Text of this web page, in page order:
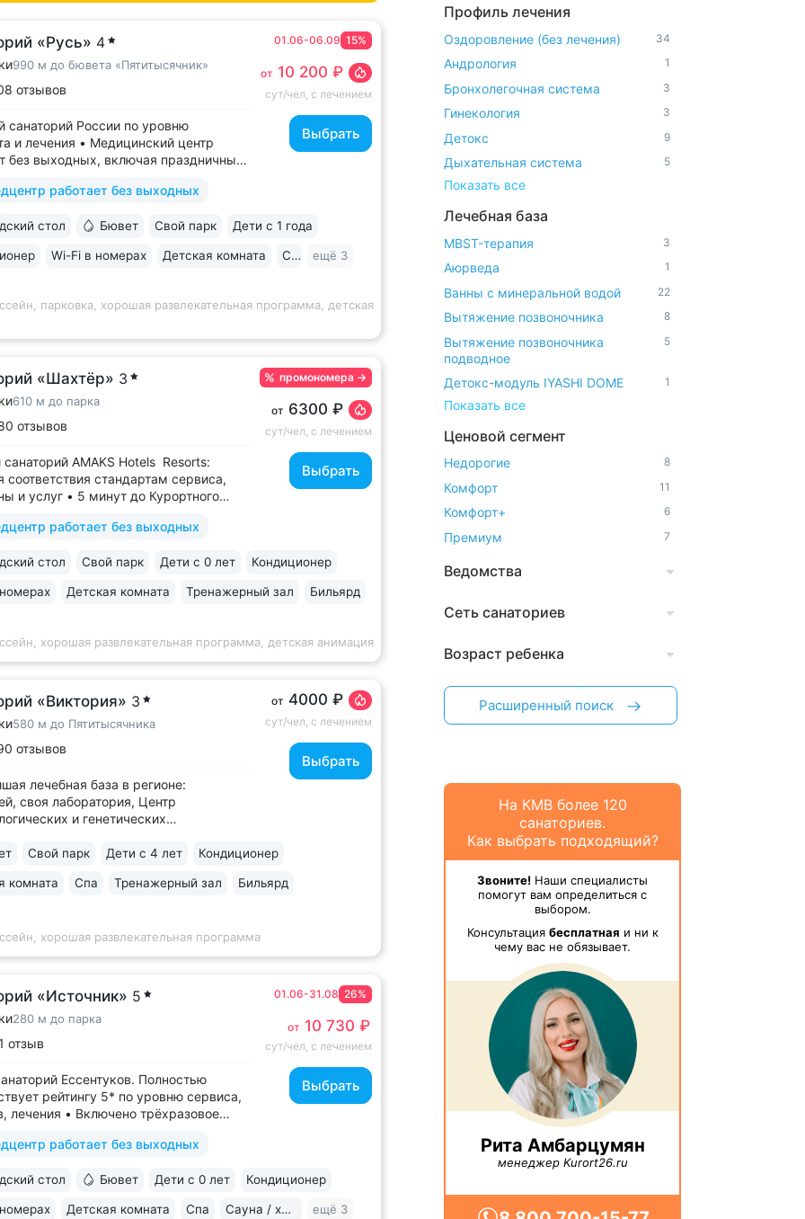
«Русь» 4
990 м до бювета «Пятитысячник»
отзывов
санаторий России по уровню
и лечения • Медицинский центр
без выходных, включая праздничные
джакузи, каскадом
детская зона. Рядом
работает без выходных
01.06-06.09 15%
от 10 200 ₽
сут/чел, с лечением
Выбрать
стол Бювет Свой парк Дети с 1 года
Wi-Fi в номерах Детская комната Спа ещё 3
парковка, хорошая развлекательная программа, детская
«Шахтёр» 3
610 м до парка
отзывов
санаторий AMAKS Hotels Resorts:
соответствия стандартам сервиса,
и услуг • 5 минут до Курортного
• 3 минуты до бювета 4/33 с
корпус «Центральный» —
работает без выходных
промономера →
от 6300 ₽
сут/чел, с лечением
Выбрать
стол Свой парк Дети с 0 лет Кондиционер
Детская комната Тренажерный зал Бильярд
хорошая развлекательная программа, детская анимация
«Виктория» 3
580 м до Пятитысячника
отзывов
лечебная база в регионе:
своя лаборатория, Центр
и генетических
• Расположен напротив Парка Победы
им. Семашко и Курортного
от 4000 ₽
сут/чел, с лечением
Выбрать
Свой парк Дети с 4 лет Кондиционер
комната Спа Тренажерный зал Бильярд
хорошая развлекательная программа
«Источник» 5
280 м до парка
отзыв
Ессентуков. Полностью
рейтингу 5* по уровню сервиса,
лечения • Включено трёхразовое
из лучших вариантов по питанию
парка и Грязелечебницы им....
работает без выходных
01.06-31.08 26%
от 10 730 ₽
сут/чел, с лечением
Выбрать
стол Бювет Дети с 0 лет Кондиционер
Детская комната Спа Сауна / хаммам ещё 3
Профиль лечения
Оздоровление (без лечения) 34
Андрология 1
Бронхолегочная система 3
Гинекология 3
Детокс 9
Дыхательная система 5
Показать все
Лечебная база
MBST-терапия 3
Аюрведа 1
Ванны с минеральной водой 22
Вытяжение позвоночника 8
Вытяжение позвоночника
подводное
5
Детокс-модуль IYASHI DOME 1
Показать все
Ценовой сегмент
Недорогие 8
Комфорт 11
Комфорт+ 6
Премиум 7
Ведомства
Сеть санаториев
Возраст ребенка
Расширенный поиск
На КМВ более 120
санаториев.
Как выбрать подходящий?
Звоните! Наши специалисты
помогут вам определиться с
выбором.
Консультация бесплатная и ни к
чему вас не обязывает.
Рита Амбарцумян
менеджер Kurort26.ru